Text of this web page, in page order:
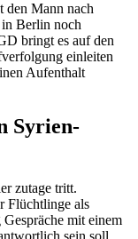
den Mann nach
Berlin noch
bringt es auf den
einleiten
Aufenthalt
Syrien-
zutage tritt.
Flüchtlinge als
mit einem
sein soll.